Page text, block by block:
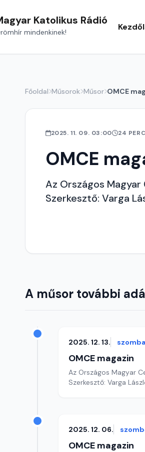
Katolikus Rádió
mindenkinek!
Főoldal Műsorok Műsor OMCE
2025. 11. 09. 03:00 24
OMCE
Az Országos
Szerkesztő: Varga
A műsor további
2025. 12. 13.
OMCE magazin
Az Országos Magyar
Szerkesztő: Varga
2025. 12. 06.
OMCE magazin